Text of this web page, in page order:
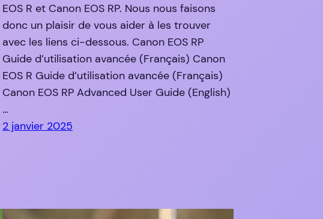
EOS R et Canon EOS RP. Nous nous faisons
donc un plaisir de vous aider à les trouver
avec les liens ci-dessous. Canon EOS RP
Guide d’utilisation avancée (Français) Canon
EOS R Guide d’utilisation avancée (Français)
Canon EOS RP Advanced User Guide (English)
…
2 janvier 2025